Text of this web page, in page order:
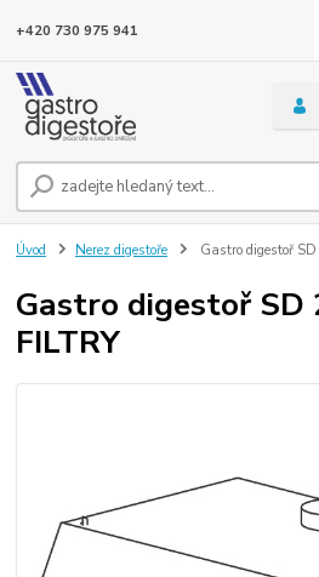
+420 730 975 941
Úvod Nerez digestoře Gastro digestoř
Gastro digestoř SD
FILTRY